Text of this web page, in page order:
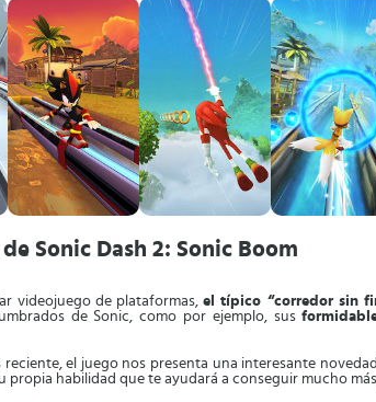
Sonic Dash 2: Sonic Boom
videojuego de plataformas,el típico “corredor sin
de Sonic, como por ejemplo, sus
reciente, el juego nos presenta una interesante
propia habilidad que te ayudará a conseguir mucho